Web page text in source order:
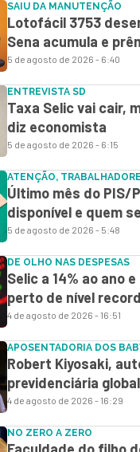
SAIU DA MANUTENÇÃO
Lotofácil 3753
Sena acumula e
5 de agosto de 2026 - 6:40
ENTREVISTA SD
Taxa Selic vai cair,
diz economista
5 de agosto de 2026 - 6:15
ATENÇÃO,
Último mês do PIS/
disponível e quem
5 de agosto de 2026 - 5:48
DE OLHO NAS DESPESAS
Selic a 14% ao ano
perto de nível
4 de agosto de 2026 - 16:51
APOSENTADORIA DOS
Robert Kiyosaki,
previdenciária global
4 de agosto de 2026 - 16:29
NO ZERO A ZERO